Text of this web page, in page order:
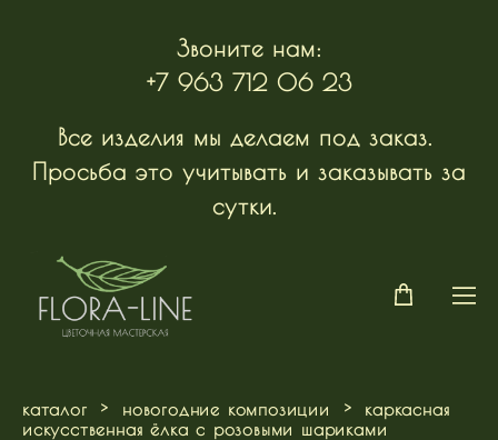
Звоните нам:
+7 963 712 06 23
Все изделия мы делаем под заказ.
Просьба это учитывать и заказывать за
сутки.
каталог > новогодние композиции >
каркасная
искусственная ёлка с розовыми шариками